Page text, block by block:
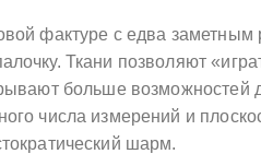
фактуре с едва заметным
Ткани позволяют
больше возможностей
числа измерений и
шарм.